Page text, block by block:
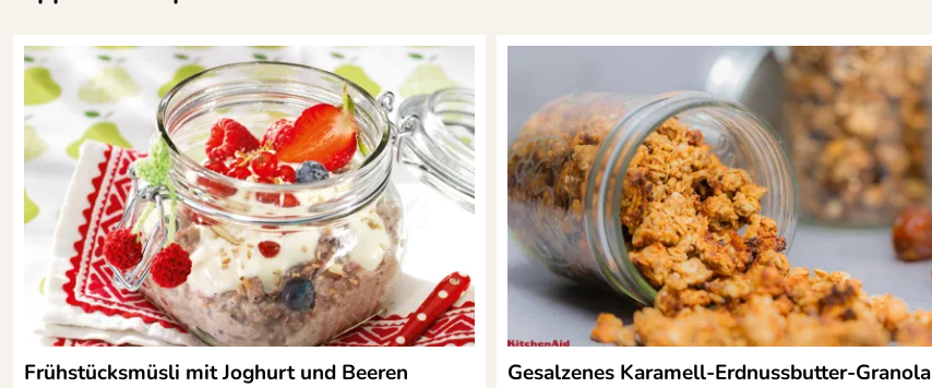
Frühstücksmüsli mit Joghurt und Beeren Gesalzenes Karamell-Erdnussbutter-Granola